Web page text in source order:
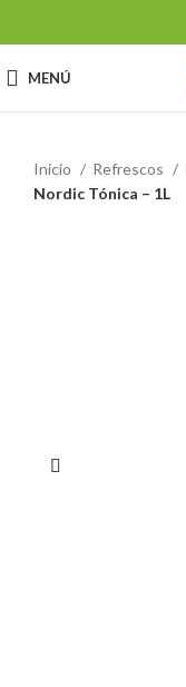
MENÚ
Inicio Refrescos
Nordic Tónica – 1L